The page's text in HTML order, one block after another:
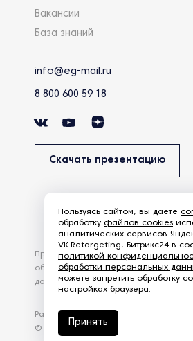
Вакансии
База знаний
info@eg-mail.ru
8 800 600 59 18
Скачать презентацию
Разработка сайта —
© 2026 – Eurasia Group. Все права
Продолжая использовать наш
обработку файлов Cookies и других
данных, в соответствии с
Пользуясь сайтом, вы даете
обработку файлов cookies
аналитических сервисов
VK.Retargeting, Битрикс24 в
политикой
обработки персональных
можете запретить обработку
настройках браузера.
Принять